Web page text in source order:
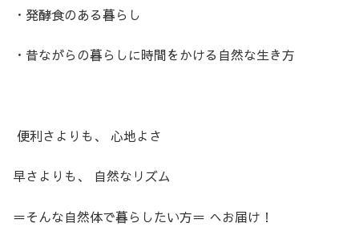
・発酵食のある暮らし
・昔ながらの暮らしに時間をかける自然な生き方
便利さよりも、 心地よさ
早さよりも、 自然なリズム
＝そんな自然体で暮らしたい方＝ へお届け！